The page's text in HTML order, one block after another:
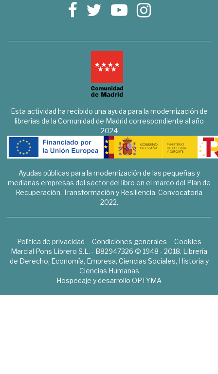
Esta actividad ha recibido una ayuda para la modernización de
librerías de la Comunidad de Madrid correspondiente al año
2024
Ayudas públicas para la modernización de las pequeñas y
medianas empresas del sector del libro en el marco del Plan de
Recuperación, Transformación y Resiliencia. Convocatoria
2022.
Política de privacidad Condiciones generales
Cookies
Marcial Pons Librero S.L. - B82947326 © 1948 - 2018. Librería
de Derecho, Economía, Empresa, Ciencias Sociales, Historia y
Ciencias Humanas
Hospedaje y desarrollo OPTYMA